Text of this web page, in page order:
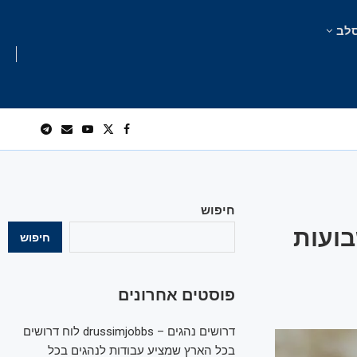
חיפוש
חיפוש
פוסטים אחרונים
דרושים נהגים – drussimjobbs לוח דרושים
בכל הארץ שמציע עבודות לנהגים בכל